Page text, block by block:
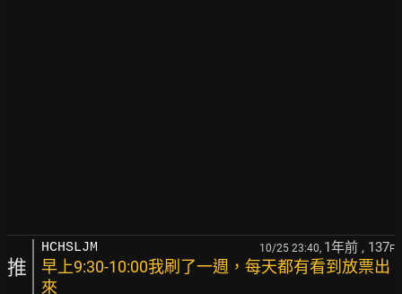
推
HCHSLJM 10/25 23:40, 1年前 , 137F
早上9:30-10:00我刷了一週，每天都有看到放票出
來